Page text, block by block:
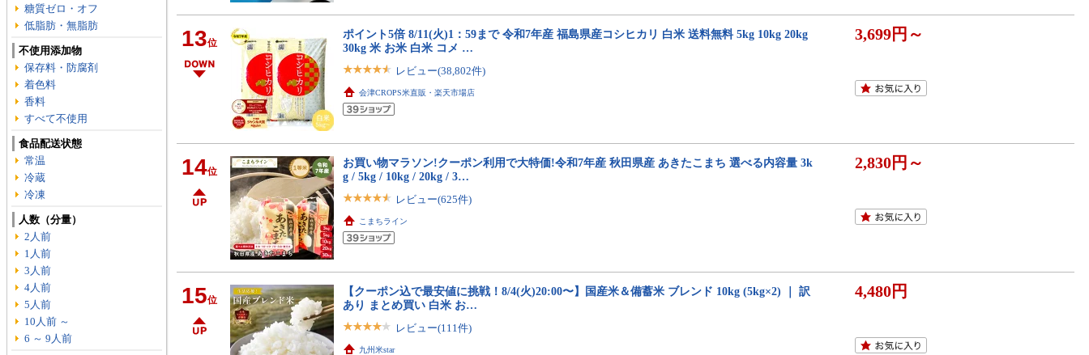
13位
ポイント5倍 8/11(火)1：59まで 令和7年産 福島県産コシヒカリ 白米 送料無料 5kg 10kg 20kg
30kg 米 お米 白米 コメ …
レビュー(38,802件)
会津CROPS米直販・楽天市場店
3,699円～
14位
お買い物マラソン!クーポン利用で大特価!令和7年産 秋田県産 あきたこまち 選べる内容量 3k
g / 5kg / 10kg / 20kg / 3…
レビュー(625件)
こまちライン
2,830円～
15位
【クーポン込で最安値に挑戦！8/4(火)20:00〜】国産米＆備蓄米 ブレンド 10kg (5kg×2) ｜ 訳
あり まとめ買い 白米 お…
レビュー(111件)
九州米star
4,480円
糖質ゼロ・オフ
低脂肪・無脂肪
不使用添加物
保存料・防腐剤
着色料
香料
すべて不使用
食品配送状態
常温
冷蔵
冷凍
人数（分量）
2人前
1人前
3人前
4人前
5人前
10人前 ～
6 ～ 9人前